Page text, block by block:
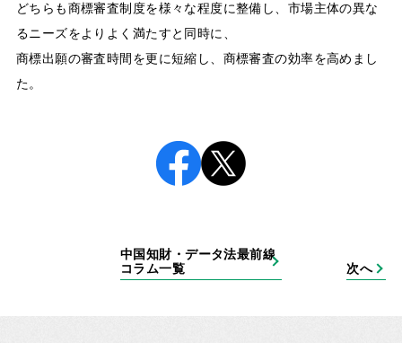
どちらも商標審査制度を様々な程度に整備し、市場主体の異な
るニーズをよりよく満たすと同時に、
商標出願の審査時間を更に短縮し、商標審査の効率を高めまし
た。
中国知財・データ法最前線
コラム一覧
次へ